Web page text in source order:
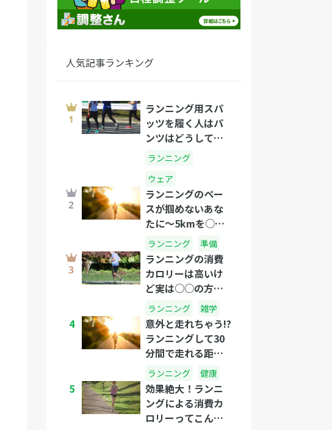
人気記事ランキング
ランニング用スパ
ッツを履く人はパ
ンツはどうして
る？
ランニング
ウェア
ランニングのペー
スが掴めないあな
たに～5kmを○分
のタイムで走れた
らプロ級です!～
ランニング 準備
ランニングの消費
カロリーは高いけ
ど実は○○の方が
すごい！？
ランニング 雑学
4
意外と走れちゃう!?
ランニングして30
分間で走れる距離
はどれくらい?
ランニング 健康
5
効果絶大！ランニ
ングによる消費カ
ロリーってこんな